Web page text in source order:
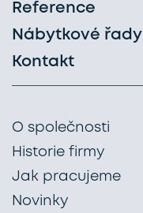
Reference
Nábytkové řady
Kontakt
O společnosti
Historie firmy
Jak pracujeme
Novinky